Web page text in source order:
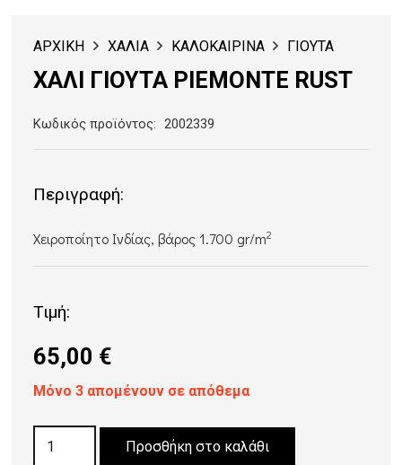
ΑΡΧΙΚΗ ΧΑΛΙΑ ΚΑΛΟΚΑΙΡΙΝΑ ΓΙΟΥΤΑ
ΧΑΛΙ ΓΙΟΥΤΑ PIEMONTE RUST
Κωδικός προϊόντος: 2002339
Περιγραφή:
Χειροποίητο Ινδίας, βάρος 1.700 gr/m2
Τιμή:
65,00 €
Μόνο 3 απομένουν σε απόθεμα
Προσθήκη στο καλάθι